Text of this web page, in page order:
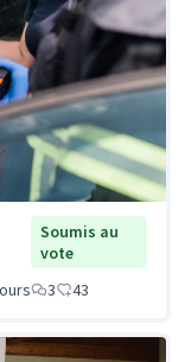
Soumis au
vote
3 43